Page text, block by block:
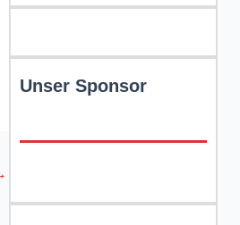
Unser Sponsor